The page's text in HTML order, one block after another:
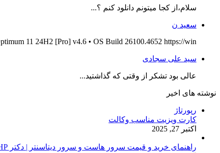
سلام،از کجا میتونم دانلود کنم ؟...
سعید ن
11 24H2 [Pro] v4.6 • OS Build 26100.4652 https://win...
سید علی سجادی
عالی بود تشکر از وقتی که گذاشتید...
نوشته های اخیر
رپورتاژ
کارت ویزیت مناسب وکالت
اکتبر 27, 2025
راهنمای خرید و قیمت سرور هاست و سرور دیتاسنتر | دکتر HP